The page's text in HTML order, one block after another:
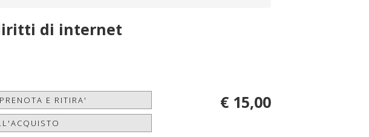
di internet
E RITIRA' € 15,00